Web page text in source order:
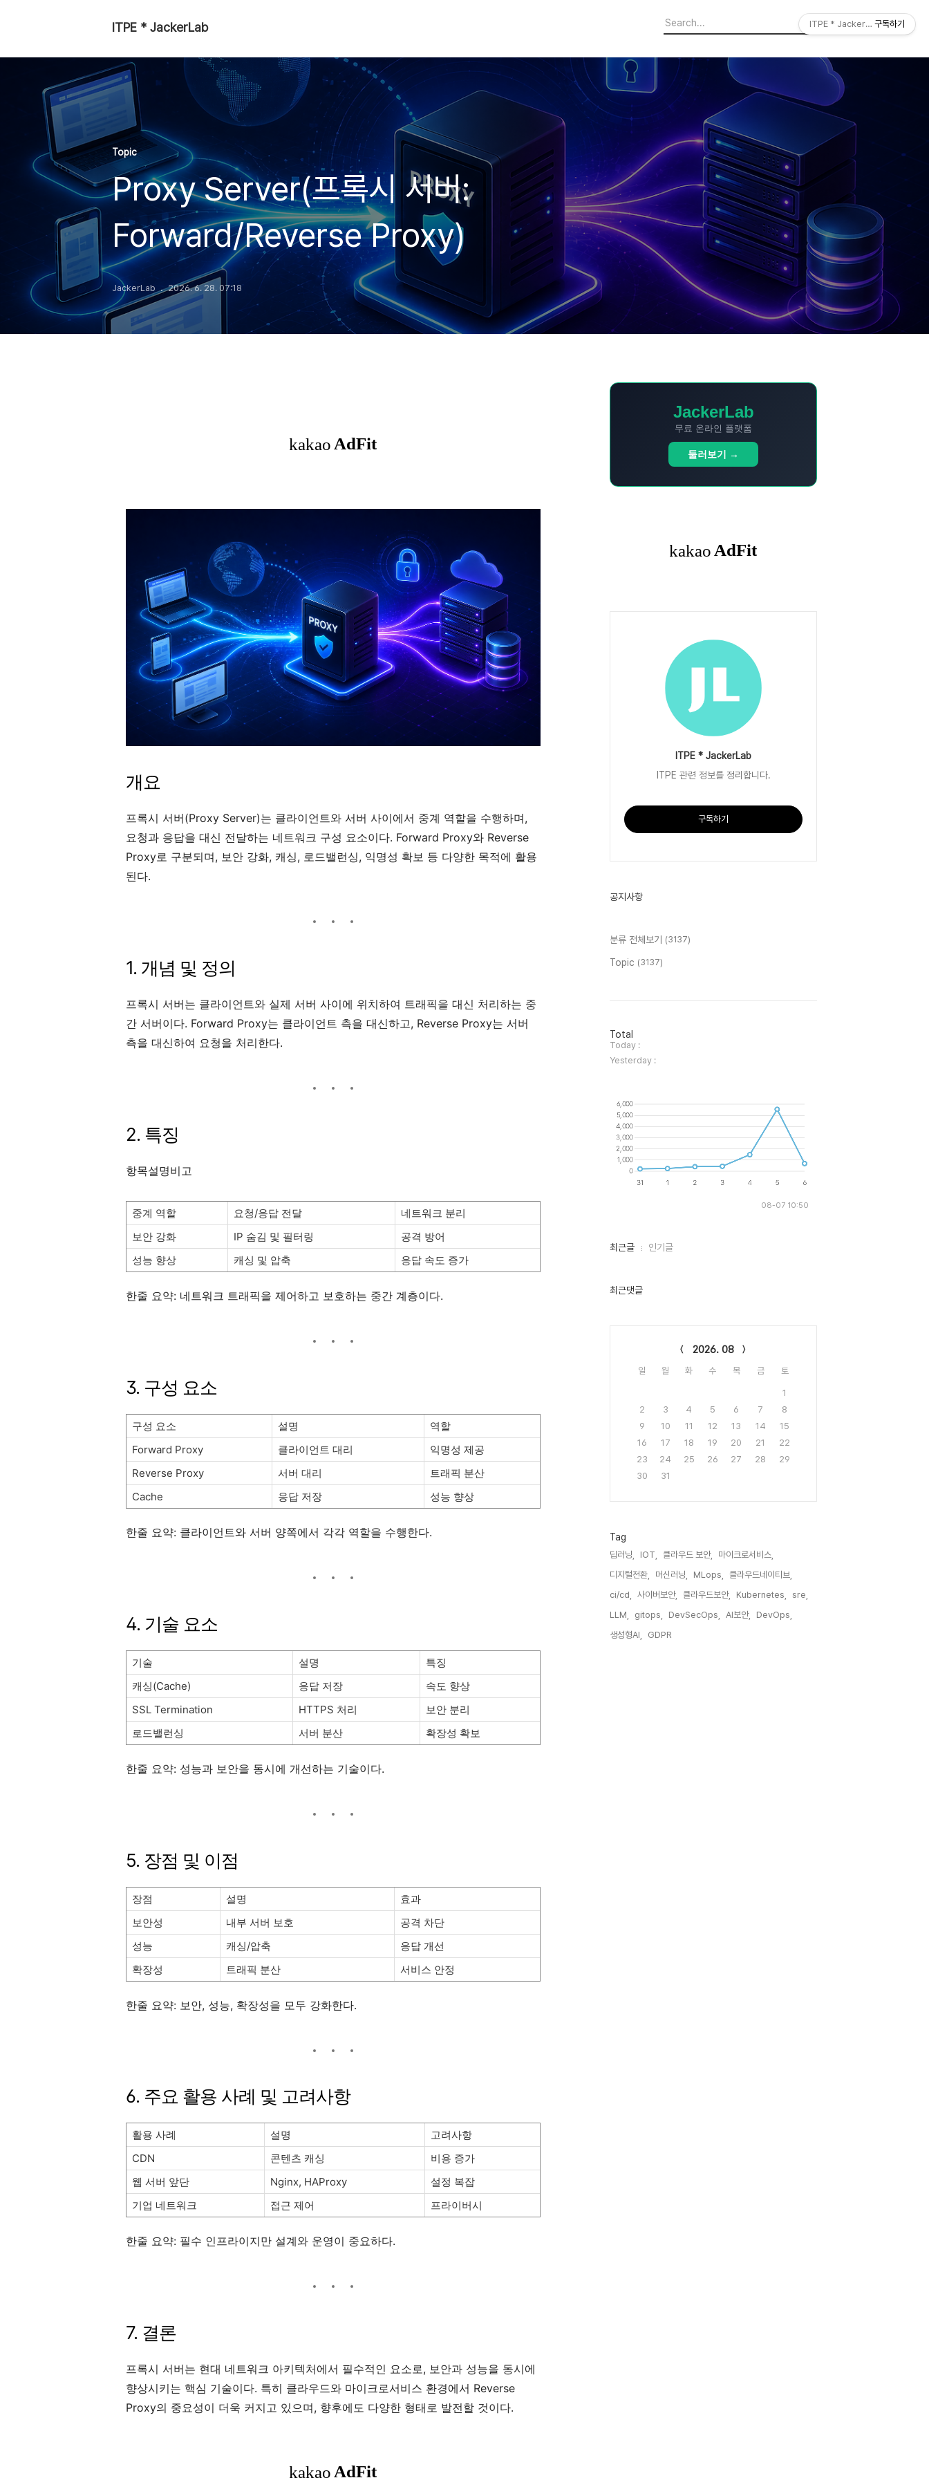
ITPE * JackerLab
Topic
Proxy Server(프록시 서버:
Forward/Reverse Proxy)
JackerLab 2026. 6. 28. 07:18
개요
프록시 서버(Proxy Server)는 클라이언트와 서버 사이에서 중계 역할을 수행하며,
요청과 응답을 대신 전달하는 네트워크 구성 요소이다. Forward Proxy와 Reverse
Proxy로 구분되며, 보안 강화, 캐싱, 로드밸런싱, 익명성 확보 등 다양한 목적에 활용
된다.
1. 개념 및 정의
프록시 서버는 클라이언트와 실제 서버 사이에 위치하여 트래픽을 대신 처리하는 중
간 서버이다. Forward Proxy는 클라이언트 측을 대신하고, Reverse Proxy는 서버
측을 대신하여 요청을 처리한다.
2. 특징
항목설명비고
중계 역할 요청/응답 전달
네트워크 분리
보안 강화
IP 숨김 및 필터링
공격 방어
성능 향상
캐싱 및 압축 응답 속도 증가
한줄 요약: 네트워크 트래픽을 제어하고 보호하는 중간 계층이다.
3. 구성 요소
구성 요소 설명
역할
Forward Proxy
클라이언트 대리
익명성 제공
Reverse Proxy
서버 대리
트래픽 분산
Cache
응답 저장 성능 향상
한줄 요약: 클라이언트와 서버 양쪽에서 각각 역할을 수행한다.
4. 기술 요소
기술 설명
특징
캐싱(Cache)
응답 저장
속도 향상
SSL Termination
HTTPS 처리
보안 분리
로드밸런싱
서버 분산 확장성 확보
한줄 요약: 성능과 보안을 동시에 개선하는 기술이다.
5. 장점 및 이점
장점 설명
효과
보안성
내부 서버 보호
공격 차단
성능
캐싱/압축
응답 개선
확장성
트래픽 분산 서비스 안정
한줄 요약: 보안, 성능, 확장성을 모두 강화한다.
6. 주요 활용 사례 및 고려사항
활용 사례 설명
고려사항
CDN
콘텐츠 캐싱
비용 증가
웹 서버 앞단
Nginx, HAProxy
설정 복잡
기업 네트워크
접근 제어 프라이버시
한줄 요약: 필수 인프라이지만 설계와 운영이 중요하다.
7. 결론
프록시 서버는 현대 네트워크 아키텍처에서 필수적인 요소로, 보안과 성능을 동시에
향상시키는 핵심 기술이다. 특히 클라우드와 마이크로서비스 환경에서 Reverse
Proxy의 중요성이 더욱 커지고 있으며, 향후에도 다양한 형태로 발전할 것이다.
JackerLab
무료 온라인 플랫폼
둘러보기 →
ITPE * JackerLab
ITPE 관련 정보를 정리합니다.
구독하기
공지사항
분류 전체보기 (3137)
Topic (3137)
방
문
자
수
Total
Today :
Yesterday :
08-07 10:50
최
인
최근글 인기글
최근댓글
2026. 08
일 월 화 수 목 금 토
1
2
3 4 5 6 7
8
9
10 11 12 13 14
15
16
17 18 19 20 21
22
23
24 25 26 27 28
29
30
31
Tag
딥러닝, IOT, 클라우드 보안,
마이크로서비스,
디지털전환,
머신러닝, MLops,
클라우드네이티브,
ci/cd,
사이버보안, 클라우드보안, Kubernetes,
sre,
LLM,
gitops, DevSecOps, AI보안,
DevOps,
생성형AI,
GDPR,
ITPE * JackerLab구독하기